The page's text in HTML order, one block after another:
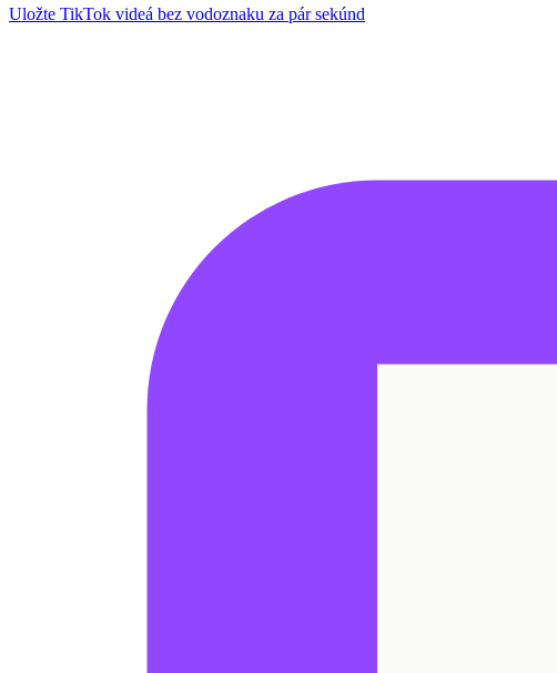
Uložte TikTok videá bez vodoznaku za pár sekúnd